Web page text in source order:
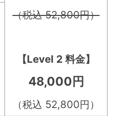
（税込 52,800円）
【Level 2 料金】
48,000円
（税込 52,800円）